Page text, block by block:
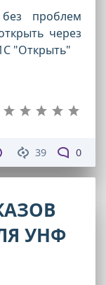
проблем
через
"Открыть"
39 0
УНФ